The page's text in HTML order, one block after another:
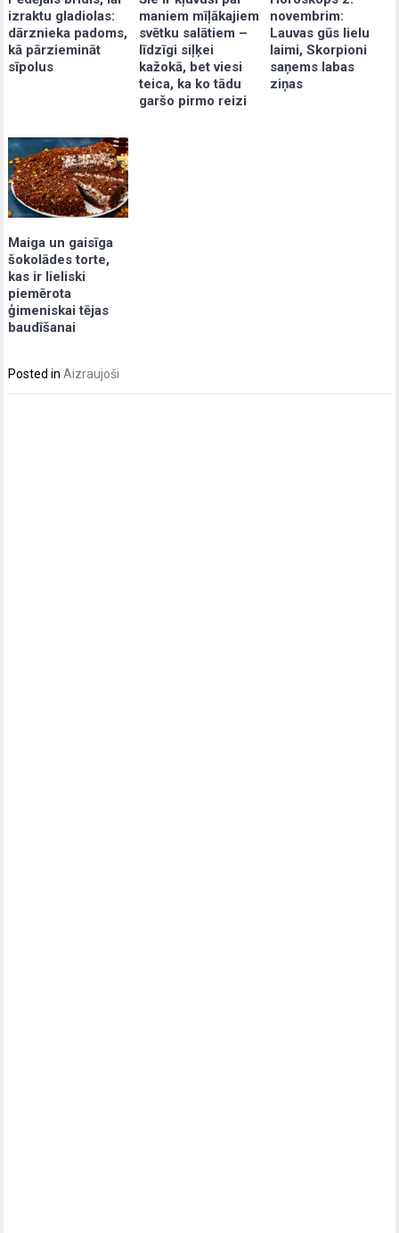
izraktu gladiolas:
dārznieka padoms,
kā pārziemināt
sīpolus
maniem mīļākajiem
svētku salātiem –
līdzīgi siļķei
kažokā, bet viesi
teica, ka ko tādu
garšo pirmo reizi
novembrim:
Lauvas gūs lielu
laimi, Skorpioni
saņems labas
ziņas
Maiga un gaisīga
šokolādes torte,
kas ir lieliski
piemērota
ģimeniskai tējas
baudīšanai
Posted inAizraujoši